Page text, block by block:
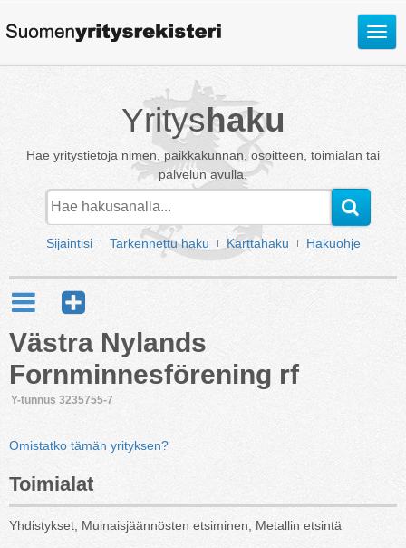
Avaa
Yrityshaku
Hae yritystietoja nimen, paikkakunnan, osoitteen, toimialan tai
palvelun avulla.
Sijaintisi Tarkennettu haku Karttahaku Hakuohje
Västra Nylands
Fornminnesförening rf
Y-tunnus 3235755-7
Omistatko tämän yrityksen?
Toimialat
Yhdistykset, Muinaisjäännösten etsiminen, Metallin etsintä